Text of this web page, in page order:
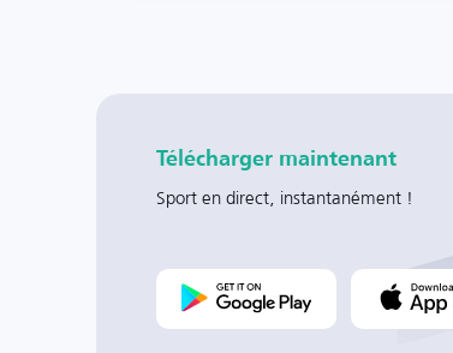
Télécharger maintenant
Sport en direct, instantanément !